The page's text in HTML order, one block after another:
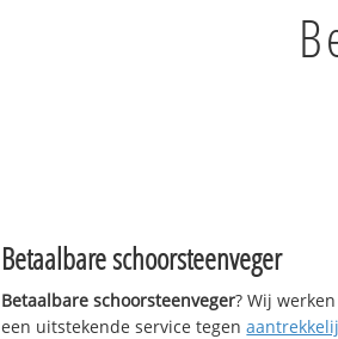
Betaalbare schoorsteenveger
Betaalbare schoorsteenveger? Wij
een uitstekende service tegen